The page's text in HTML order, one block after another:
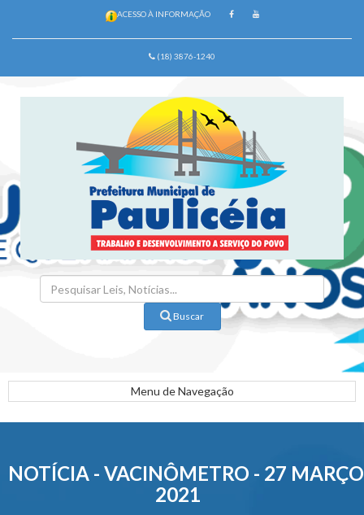
ACESSO À INFORMAÇÃO
(18) 3876-1240
Buscar
Menu de Navegação
NOTÍCIA - VACINÔMETRO - 27 MARÇO
2021